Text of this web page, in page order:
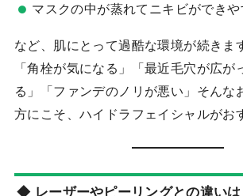
マスクの中が蒸れてニキビができや
など、肌にとって過酷な環境が続きま
「角栓が気になる」「最近毛穴が広が
る」「ファンデのノリが悪い」そんな
方にこそ、ハイドラフェイシャルがお
◆ レーザーやピーリングとの違いは